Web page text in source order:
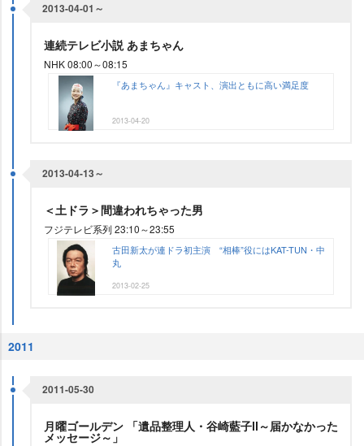
2013-04-01～
連続テレビ小説 あまちゃん
NHK 08:00～08:15
『あまちゃん』キャスト、演出ともに高い満足度
2013-04-20
2013-04-13～
＜土ドラ＞間違われちゃった男
フジテレビ系列 23:10～23:55
古田新太が連ドラ初主演 “相棒”役にはKAT-TUN・中
丸
2013-02-25
2011
2011-05-30
月曜ゴールデン 「遺品整理人・谷崎藍子Ⅱ～届かなかった
メッセージ～」